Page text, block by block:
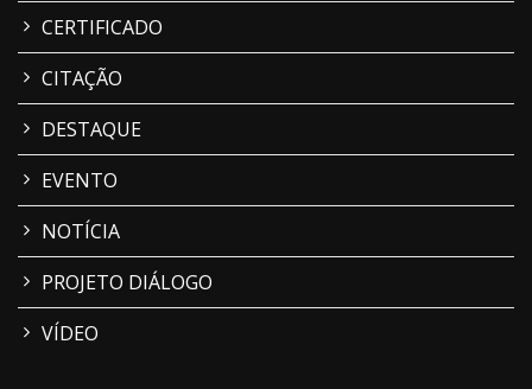
CERTIFICADO
CITAÇÃO
DESTAQUE
EVENTO
NOTÍCIA
PROJETO DIÁLOGO
VÍDEO